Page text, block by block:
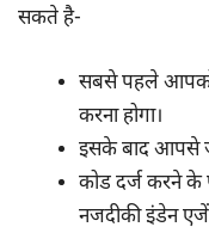
सकते है-
सबसे पहले आपको
करना होगा।
इसके बाद आपसे
कोड दर्ज करने
नजदीकी इंडेन